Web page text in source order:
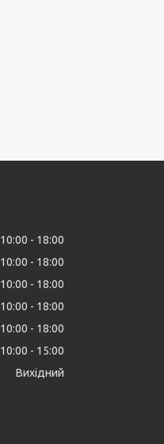
10:00
18:00
10:00
18:00
10:00
18:00
10:00
18:00
10:00
18:00
10:00
15:00
Вихідний